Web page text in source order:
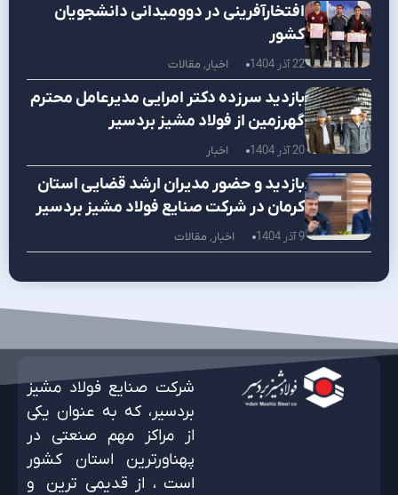
افتخارآفرینی در دوومیدانی دانشجویان
کشور
22 آذر 1404 اخبار , مقالات
بازدید سرزده دکتر امرایی مدیرعامل محترم
گهرزمین از فولاد مشیز بردسیر
20 آذر 1404 اخبار
بازدید و حضور مدیران ارشد قضایی استان
کرمان در شرکت صنایع فولاد مشیز بردسیر
9 آذر 1404 اخبار , مقالات
شرکت صنایع فولاد مشیز
بردسیر، که به عنوان یکی
از مراکز مهم صنعتی در
پهناورترین استان کشور
است ، از قدیمی ترین و